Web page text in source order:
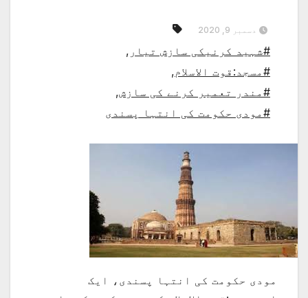
دسمبر 9, 2020
#شہید کرنیکی سازش تیار ,
#مسجد:قوت الاسلام,
#مندر تعمیر کرنے کی سازش,
#مودی حکومت کی انتہا پسندی
مودی حکومت کی انتہا پسندی، ایک